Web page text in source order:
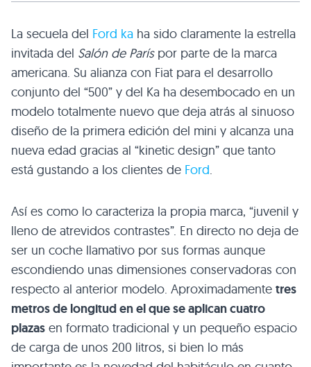
La secuela del Ford ka ha sido claramente la estrella
invitada del Salón de Paríspor parte de la marca
americana. Su alianza con Fiat para el desarrollo
conjunto del “500” y del Ka ha desembocado en un
modelo totalmente nuevo que deja atrás al sinuoso
diseño de la primera edición del mini y alcanza una
nueva edad gracias al “kinetic design” que tanto
está gustando a los clientes de Ford.
Así es como lo caracteriza la propia marca, “juvenil y
lleno de atrevidos contrastes”. En directo no deja de
ser un coche llamativo por sus formas aunque
escondiendo unas dimensiones conservadoras con
respecto al anterior modelo. Aproximadamente tres
metros de longitud en el que se aplican cuatro
plazas en formato tradicional y un pequeño espacio
de carga de unos 200 litros, si bien lo más